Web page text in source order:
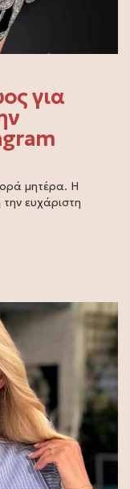
για
μητέρα. Η
ευχάριστη